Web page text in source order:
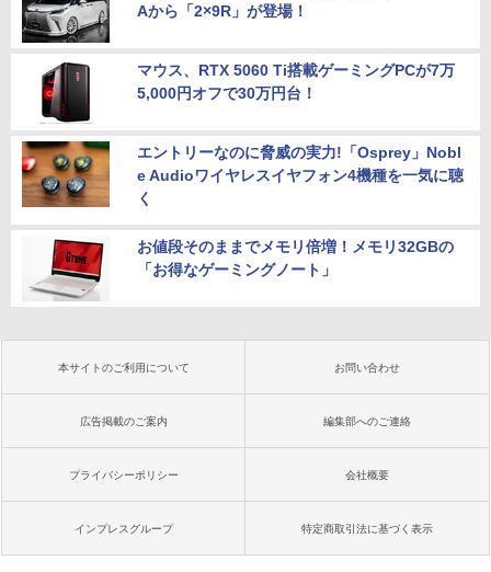
Aから「2×9R」が登場！
マウス、RTX 5060 Ti搭載ゲーミングPCが7万
5,000円オフで30万円台！
エントリーなのに脅威の実力!「Osprey」Nobl
e Audioワイヤレスイヤフォン4機種を一気に聴
く
お値段そのままでメモリ倍増！メモリ32GBの
「お得なゲーミングノート」
本サイトのご利用について お問い合わせ
広告掲載のご案内 編集部へのご連絡
プライバシーポリシー 会社概要
インプレスグループ 特定商取引法に基づく表示